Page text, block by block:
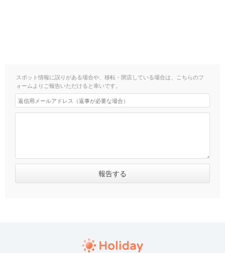
スポット情報に誤りがある場合や、移転・閉店している場合は、こちらのフ
ォームよりご報告いただけると幸いです。